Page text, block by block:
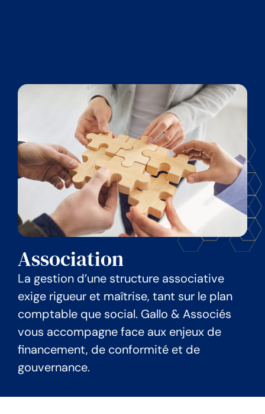
Association
La gestion d’une structure associative
exige rigueur et maîtrise, tant sur le plan
comptable que social. Gallo & Associés
vous accompagne face aux enjeux de
financement, de conformité et de
gouvernance.